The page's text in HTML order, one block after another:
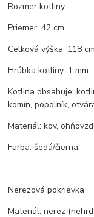
Rozmer kotliny:
Priemer: 42 cm.
Celková výška: 118
Hrúbka kotliny: 1 mm.
Kotlina obsahuje:
komín, popolník,
Materiál: kov,
Farba: šedá/čierna.
Nerezová pokrievka
Materiál: nerez